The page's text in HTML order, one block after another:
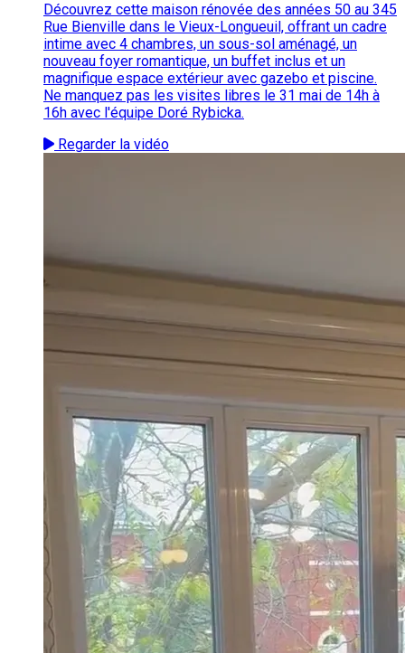
Découvrez cette maison rénovée des années 50 au 345
Rue Bienville dans le Vieux-Longueuil, offrant un cadre
intime avec 4 chambres, un sous-sol aménagé, un
nouveau foyer romantique, un buffet inclus et un
magnifique espace extérieur avec gazebo et piscine.
Ne manquez pas les visites libres le 31 mai de 14h à
16h avec l'équipe Doré Rybicka.
Regarder la vidéo